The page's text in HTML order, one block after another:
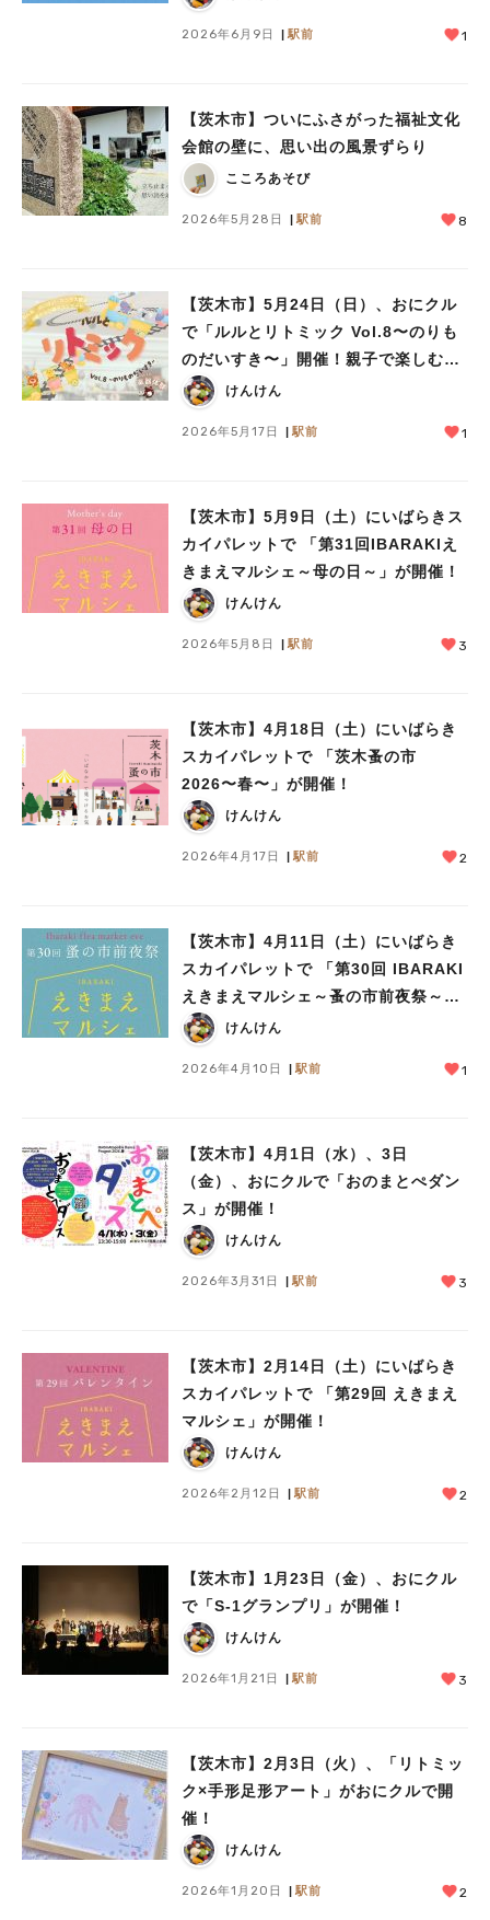
2026年6月9日 駅前 1
【茨木市】ついにふさがった福祉文化
会館の壁に、思い出の風景ずらり
こころあそび
2026年5月28日 駅前 8
【茨木市】5月24日（日）、おにクル
で「ルルとリトミック Vol.8〜のりも
のだいすき〜」開催！親子で楽しむ体
験型コンサート♪
けんけん
2026年5月17日 駅前 1
【茨木市】5月9日（土）にいばらきス
カイパレットで 「第31回IBARAKIえ
きまえマルシェ～母の日～」が開催！
けんけん
2026年5月8日 駅前 3
【茨木市】4月18日（土）にいばらき
スカイパレットで 「茨木蚤の市
2026〜春〜」が開催！
けんけん
2026年4月17日 駅前 2
【茨木市】4月11日（土）にいばらき
スカイパレットで 「第30回 IBARAKI
えきまえマルシェ～蚤の市前夜祭～」
が開催！けんけん
2026年4月10日 駅前 1
【茨木市】4月1日（水）、3日
（金）、おにクルで「おのまとぺダン
ス」が開催！
けんけん
2026年3月31日 駅前 3
【茨木市】2月14日（土）にいばらき
スカイパレットで 「第29回 えきまえ
マルシェ」が開催！
けんけん
2026年2月12日 駅前 2
【茨木市】1月23日（金）、おにクル
で「S-1グランプリ」が開催！
けんけん
2026年1月21日 駅前 3
【茨木市】2月3日（火）、「リトミッ
ク×手形足形アート」がおにクルで開
催！
けんけん
2026年1月20日 駅前 2